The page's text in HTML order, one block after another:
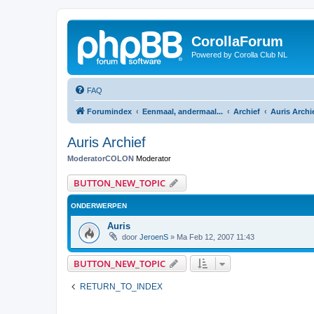
CorollaForum
Powered by Corolla Club NL
FAQ
Forumindex Eenmaal, andermaal... Archief Auris
Auris Archief
ModeratorCOLON Moderator
BUTTON_NEW_TOPIC
ONDERWERPEN
Auris
door JeroenS » Ma Feb 12, 2007 11:43
BUTTON_NEW_TOPIC
RETURN_TO_INDEX